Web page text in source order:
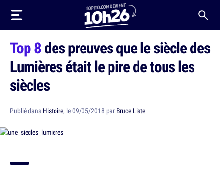
Top 8des preuves que le siècle des
Lumières était le pire de tous les
siècles
Publié dans Histoire, le 09/05/2018 par Bruce Liste